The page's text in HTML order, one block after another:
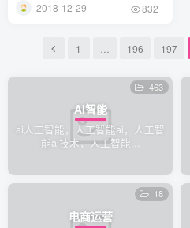
2018-12-29 832
1 196 197
AI智能
ai人工智能，人工智能ai，人工智
能ai技术，人工智能...
463
电商运营
18